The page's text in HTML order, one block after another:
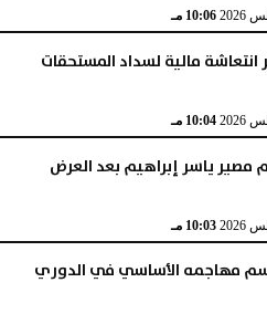
10:06 مـ
انتعاشة مالية لسداد المستحقات
10:04 مـ
مصير ياسر إبراهيم بعد العرض
10:03 مـ
مهاجمه الأساسي في الدوري